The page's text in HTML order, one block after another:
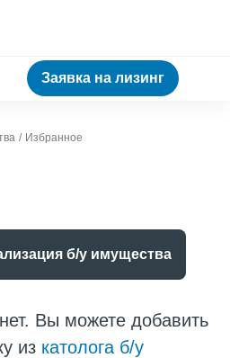
Заявка на лизинг
Избранное
б/у имущества
Вы можете добавить
из католога б/у